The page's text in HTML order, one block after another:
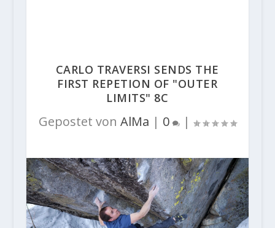
CARLO TRAVERSI SENDS THE
FIRST REPETION OF "OUTER
LIMITS" 8C
Gepostet von AlMa | 0 |